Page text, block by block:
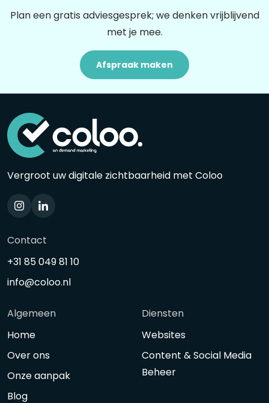
Plan een gratis adviesgesprek; we denken vrijblijvend
met je mee.
Afspraak maken
Vergroot uw digitale zichtbaarheid met Coloo
Contact
+31 85 049 81 10
info@coloo.nl
Algemeen
Home
Over ons
Onze aanpak
Blog
Diensten
Websites
Content & Social Media
Beheer